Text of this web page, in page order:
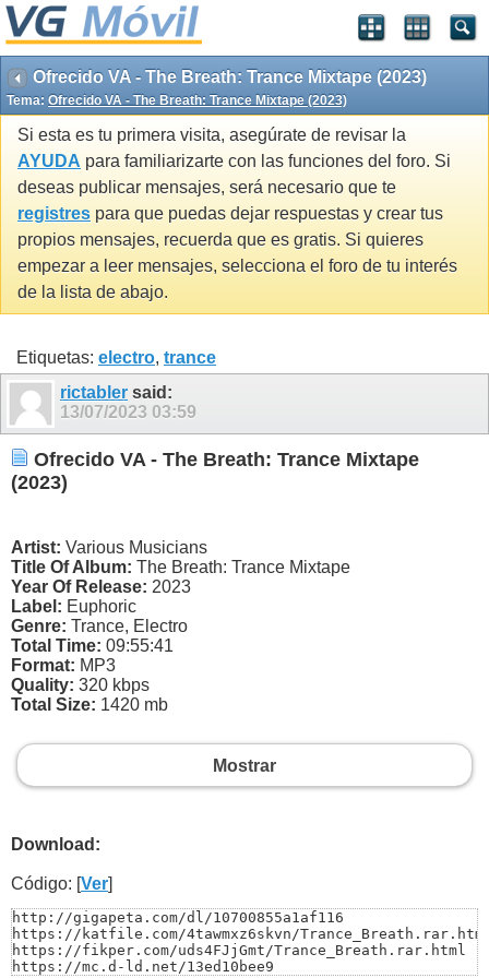
Ofrecido VA - The Breath: Trance Mixtape (2023)
Tema: Ofrecido VA - The Breath: Trance Mixtape (2023)
Si esta es tu primera visita, asegúrate de revisar la
AYUDA para familiarizarte con las funciones del foro. Si
deseas publicar mensajes, será necesario que te
registres para que puedas dejar respuestas y crear tus
propios mensajes, recuerda que es gratis. Si quieres
empezar a leer mensajes, selecciona el foro de tu interés
de la lista de abajo.
Etiquetas: electro, trance
rictabler said:
13/07/2023 03:59
Ofrecido VA - The Breath: Trance Mixtape
(2023)
Artist: Various Musicians
Title Of Album: The Breath: Trance Mixtape
Year Of Release: 2023
Label: Euphoric
Genre: Trance, Electro
Total Time: 09:55:41
Format: MP3
Quality: 320 kbps
Total Size: 1420 mb
Mostrar
Download:
Código: [Ver]
http://gigapeta.com/dl/10700855a1af116
https://katfile.com/4tawmxz6skvn/
https://fikper.com/uds4FJjGmt/Trance_Breath.rar.html
https://mc.d-ld.net/13ed10bee9